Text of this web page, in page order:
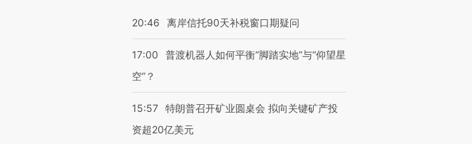
20:46 离岸信托90天补税窗口期疑问
17:00
普渡机器人如何平衡“脚踏实地”与“仰望星
空”？
15:57 特朗普召开矿业圆桌会 拟向关键矿产投
资超20亿美元